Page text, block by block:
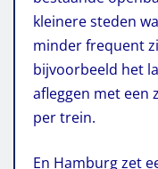
kleinere steden
minder frequent
bijvoorbeeld het
afleggen met een
per trein.
En Hamburg zet